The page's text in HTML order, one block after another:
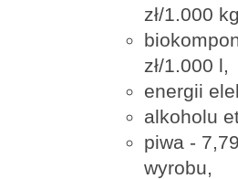
zł/1.000
zł/1.000 l,
energii
alkoholu
piwa -
wyrobu,